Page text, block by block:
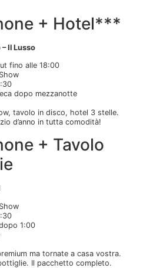
+ Hotel***
Il Lusso
fino alle 18:00
dopo mezzanotte
tavolo in disco, hotel 3 stelle.
d’anno in tutta comodità!
+ Tavolo
1:00
ma tornate a casa vostra.
Il pacchetto completo.